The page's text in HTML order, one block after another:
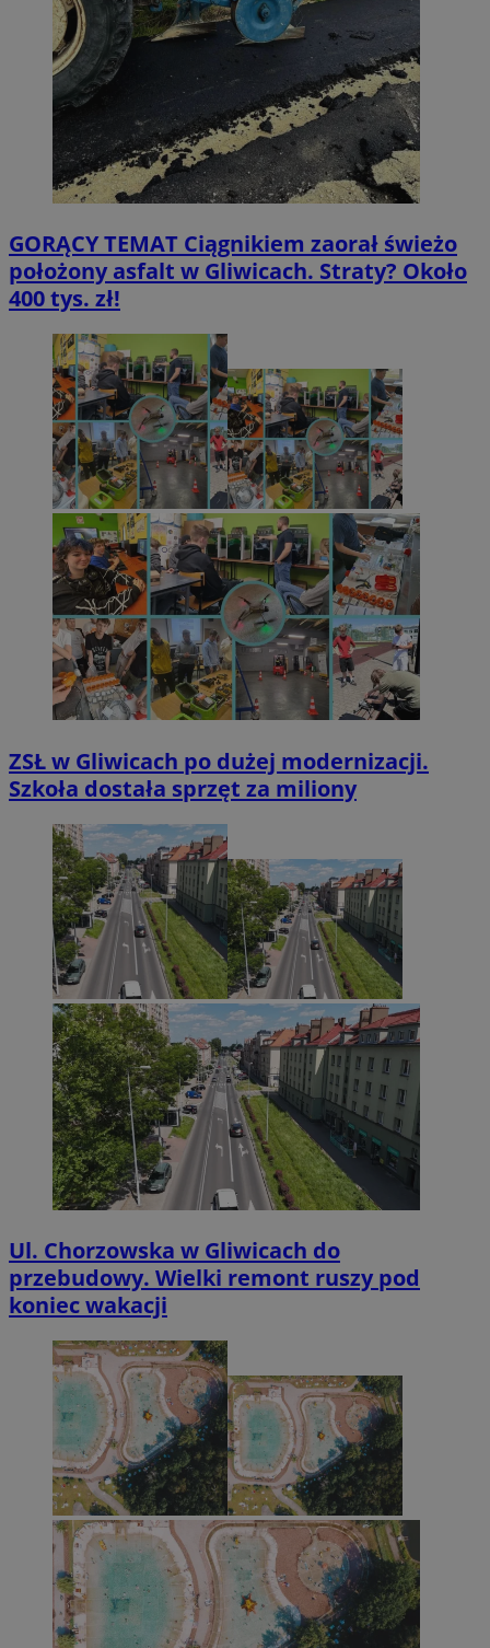
GORĄCY TEMAT Ciągnikiem zaorał świeżo
położony asfalt w Gliwicach. Straty? Około
400 tys. zł!
ZSŁ w Gliwicach po dużej modernizacji.
Szkoła dostała sprzęt za miliony
Ul. Chorzowska w Gliwicach do
przebudowy. Wielki remont ruszy pod
koniec wakacji